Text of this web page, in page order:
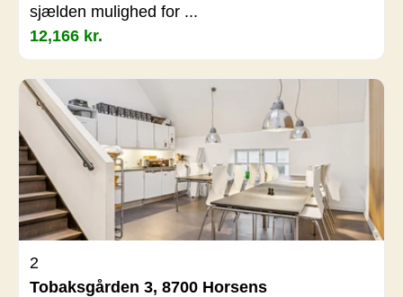
sjælden mulighed for ...
12,166 kr.
2
Tobaksgården 3, 8700 Horsens